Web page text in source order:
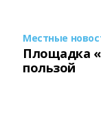
Местные
Площадка
пользой